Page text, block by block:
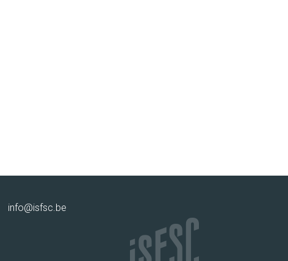
info@isfsc.be